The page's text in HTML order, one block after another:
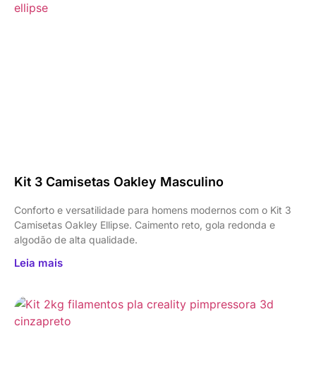
Kit 3 Camisetas Oakley Masculino
Conforto e versatilidade para homens modernos com o Kit 3
Camisetas Oakley Ellipse. Caimento reto, gola redonda e
algodão de alta qualidade.
Leia mais